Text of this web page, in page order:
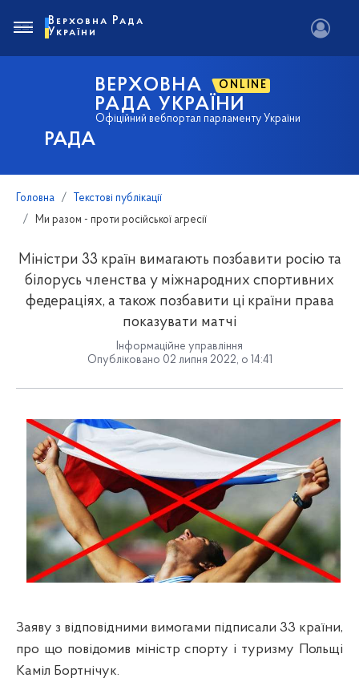
РАДА
ВЕРХОВНА ONLINE
РАДА УКРАЇНИ
Офіційний вебпортал парламенту України
Верховна Рада
України
Головна
Текстові публікації
Ми разом - проти російської агресії
Міністри 33 країн вимагають позбавити росію та
білорусь членства у міжнародних спортивних
федераціях, а також позбавити ці країни права
показувати матчі
Інформаційне управління
Опубліковано 02 липня 2022, о 14:41
Заяву з відповідними вимогами підписали 33 країни,
про що повідомив міністр спорту і туризму Польщі
Каміл Бортнічук.